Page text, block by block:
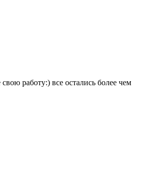
работу:) все остались более чем